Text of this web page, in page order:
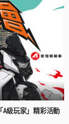
A級玩家」精彩活動